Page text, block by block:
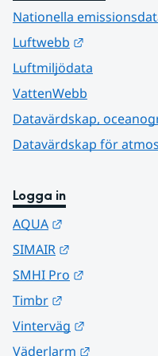
Nationella
Luftwebb
Luftmiljödata
VattenWebb
Datavärdskap,
Datavärdskap för
Logga in
AQUA
SIMAIR
SMHI Pro
Timbr
Vinterväg
Väderlarm